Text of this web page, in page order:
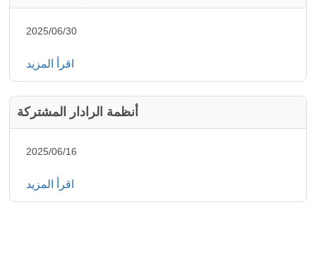
2025/06/30
اقرأ المزيد
أنظمة الرادار المشتركة
2025/06/16
اقرأ المزيد